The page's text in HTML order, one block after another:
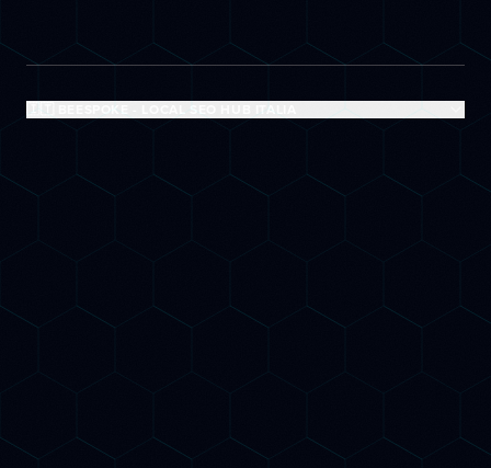
🇮🇹 BEESPOKE - LOCAL SEO HUB ITALIA